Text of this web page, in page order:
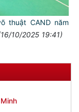
thuật CAND năm
10/2025 19:41)